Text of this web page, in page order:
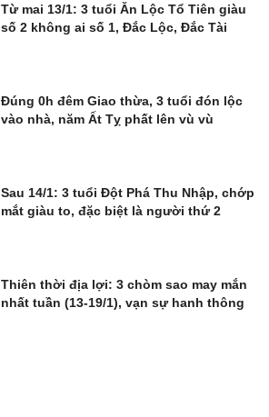
Từ mai 13/1: 3 tuổi Ăn Lộc Tổ Tiên giàu
số 2 không ai số 1, Đắc Lộc, Đắc Tài
Đúng 0h đêm Giao thừa, 3 tuổi đón lộc
vào nhà, năm Ất Tỵ phất lên vù vù
Sau 14/1: 3 tuổi Đột Phá Thu Nhập, chớp
mắt giàu to, đặc biệt là người thứ 2
Thiên thời địa lợi: 3 chòm sao may mắn
nhất tuần (13-19/1), vạn sự hanh thông